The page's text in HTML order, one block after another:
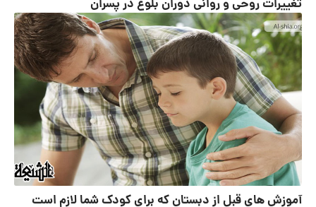
تغییرات روحی و روانی دوران بلوغ در پسران
آموزش های قبل از دبستان که برای کودک شما لازم است